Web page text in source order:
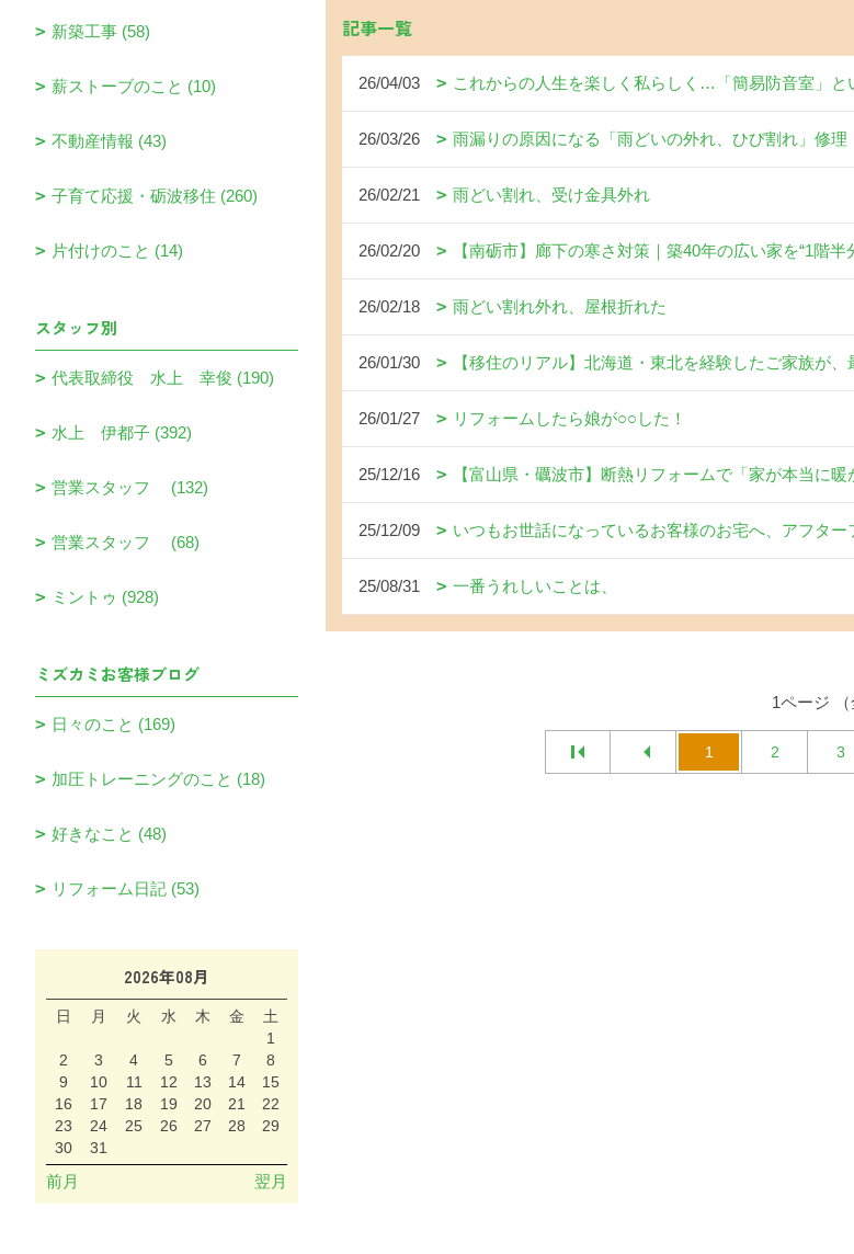
記事一覧
26/04/03 これからの人生を楽しく私らしく…「簡易防音室」と
26/03/26 雨漏りの原因になる「雨どいの外れ、ひび割れ」修理
26/02/21 雨どい割れ、受け金具外れ
26/02/20 【南砺市】廊下の寒さ対策｜築40年の広い家を“1階半
26/02/18 雨どい割れ外れ、屋根折れた
26/01/30 【移住のリアル】北海道・東北を経験したご家族が
26/01/27 リフォームしたら娘が○○した！
25/12/16 【富山県・礪波市】断熱リフォームで「家が本当に
25/12/09 いつもお世話になっているお客様のお宅へ、アフター
25/08/31 一番うれしいことは、
1ページ （
1 2 3
新築工事 (58)
薪ストーブのこと (10)
不動産情報 (43)
子育て応援・砺波移住 (260)
片付けのこと (14)
スタッフ別
代表取締役 水上 幸俊 (190)
水上 伊都子 (392)
営業スタッフ (132)
営業スタッフ (68)
ミントゥ (928)
ミズカミお客様ブログ
日々のこと (169)
加圧トレーニングのこと (18)
好きなこと (48)
リフォーム日記 (53)
2026年08月
日 月 火 水 木 金
土
1
2
3 4 5 6 7
8
9
10 11 12 13 14
15
16
17 18 19 20 21
22
23
24 25 26 27 28
29
30
31
前月 翌月